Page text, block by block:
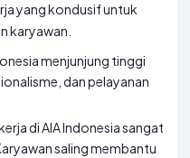
yang kondusif untuk
karyawan.
menjunjung tinggi
dan pelayanan
di AIA Indonesia sangat
saling membantu